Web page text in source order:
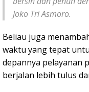
Joko Tri Asmoro.
Beliau juga
waktu yang tepat
depannya pelayanan
berjalan lebih tulus